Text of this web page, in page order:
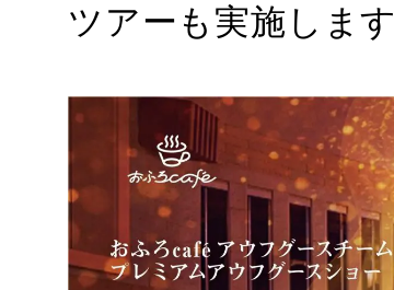
ツアーも実施します